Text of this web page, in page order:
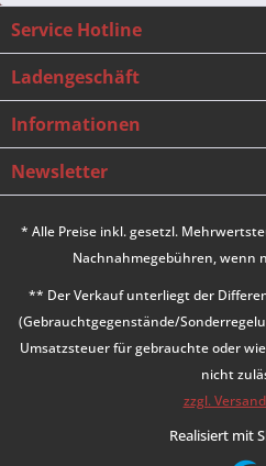
Service Hotline
Ladengeschäft
Informationen
Newsletter
* Alle Preise inkl. gesetzl.
Nachnahmegebühren, wenn
** Der Verkauf unterliegt der
(Gebrauchtgegenstände/
Umsatzsteuer für gebrauchte oder
nicht
zzgl.
Realisiert mit